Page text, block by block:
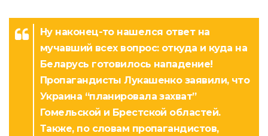
Ну наконец-то нашелся ответ на
мучавший всех вопрос: откуда и куда на
Беларусь готовилось нападение!
Пропагандисты Лукашенко заявили, что
Украина “планировала захват”
Гомельской и Брестской областей.
Также, по словам пропагандистов,